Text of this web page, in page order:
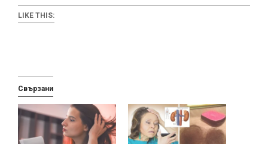
LIKE THIS:
Свързани